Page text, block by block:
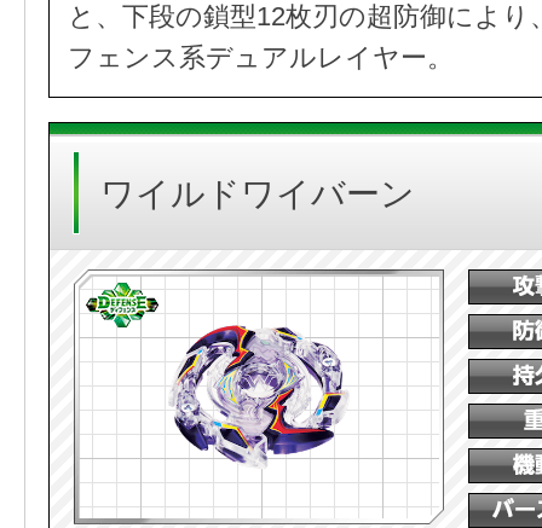
と、下段の鎖型12枚刃の超防御によ
フェンス系デュアルレイヤー。
ワイルドワイバーン